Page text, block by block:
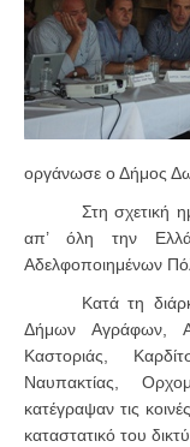
οργάνωσε ο Δήμος
Στη σχετική
απ’ όλη την
Αδελφοποιημένων
Κατά τη
Δήμων Αγράφων,
Καστοριάς,
Ναυπακτίας,
κατέγραψαν τις
καταστατικό του